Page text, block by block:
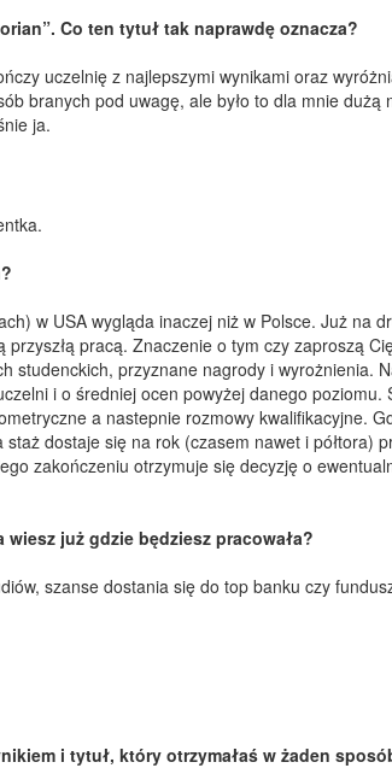
Co ten tytuł tak naprawdę oznacza?
uczelnię z najlepszymi wynikami oraz
branych pod uwagę, ale było to dla mnie dużą
ja.
w USA wygląda inaczej niż w Polsce. Już na
pracą. Znaczenie o tym czy zaproszą
studenckich, przyznane nagrody i wyrożnienia.
i o średniej ocen powyżej danego poziomu.
a nastepnie rozmowy kwalifikacyjne.
dostaje się na rok (czasem nawet i półtora)
zakończeniu otrzymuje się decyzję o
już gdzie będziesz pracowała?
szanse dostania się do top banku czy
i tytuł, który otrzymałaś w żaden